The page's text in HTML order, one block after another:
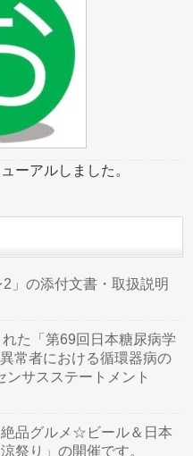
ーアルしました。
」の添付文書・取扱説明
た「第69回日本糖尿病学
常者における循環器病の
ンサスステートメント
品グルメ☆ビール＆日本
祭り」の開催です。